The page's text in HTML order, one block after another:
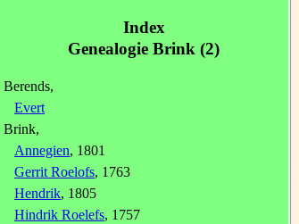
Index
Genealogie Brink (2)
Berends,
Evert
Brink,
Annegien, 1801
Gerrit Roelofs, 1763
Hendrik, 1805
Hindrik Roelefs, 1757